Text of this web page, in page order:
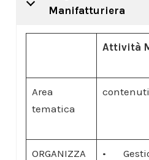
Manifatturiera
Attività
Area
tematica
contenuti
ORGANIZZA
•